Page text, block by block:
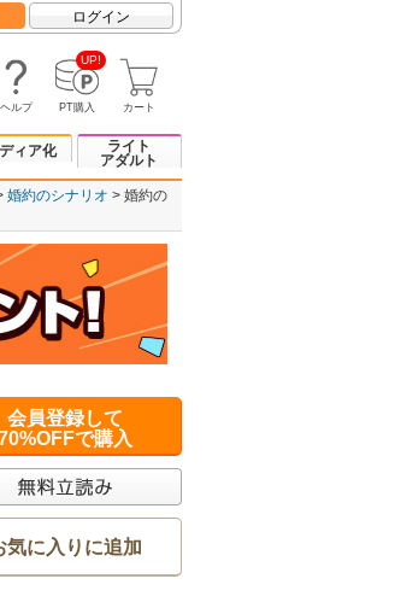
ログイン
ヘルプ
UP!
PT購入 カート
ィア化
ライト
アダルト
婚約のシナリオ
婚約の
会員登録して
で購入
気に入りに追加